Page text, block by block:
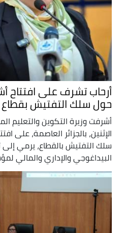
أرحاب تشرف على افتتاح
حول سلك التفتيش بقطاع
أشرفت وزيرة التكوين والتعليم
الإثنين، بالجزائر العاصمة، على
سلك التفتيش بالقطاع، يرمي إلى
البيداغوجي والإداري والمالي